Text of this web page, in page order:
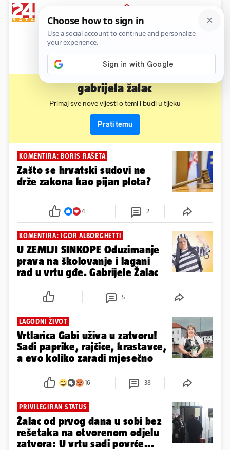
PRIJAVA
News
gabrijela žalac
Primaj sve nove vijesti o temi i budi u tijeku
Prati temu
KOMENTIRA: BORIS RAŠETA
Zašto se hrvatski sudovi ne
drže zakona kao pijan plota?
4 2
KOMENTIRA: IGOR ALBORGHETTI
U ZEMLJI SINKOPE Oduzimanje
prava na školovanje i lagani
rad u vrtu gđe. Gabrijele Žalac
5
LAGODNI ŽIVOT
Vrtlarica Gabi uživa u zatvoru!
Sadi paprike, rajčice, krastavce,
a evo koliko zaradi mjesečno
16 38
PRIVILEGIRAN STATUS
Žalac od prvog dana u sobi bez
rešetaka na otvorenom odjelu
zatvora: U vrtu sadi povrće...